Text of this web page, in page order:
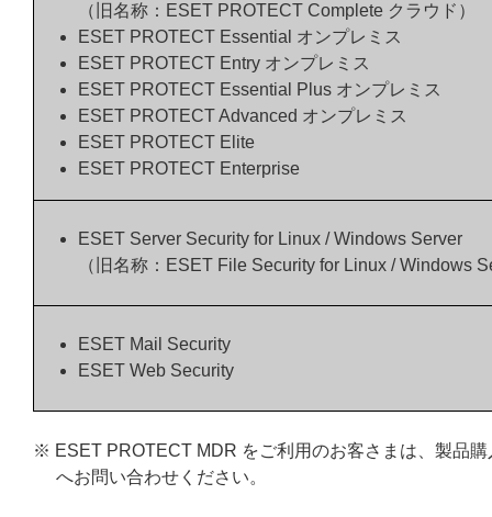
（旧名称：ESET PROTECT Complete クラウド）
ESET PROTECT Essential オンプレミス
ESET PROTECT Entry オンプレミス
ESET PROTECT Essential Plus オンプレミス
ESET PROTECT Advanced オンプレミス
ESET PROTECT Elite
ESET PROTECT Enterprise
ESET Server Security for Linux / Windows Server
（旧名称：ESET File Security for Linux / Windows
ESET Mail Security
ESET Web Security
※ ESET PROTECT MDR をご利用のお客さまは、製品
へお問い合わせください。